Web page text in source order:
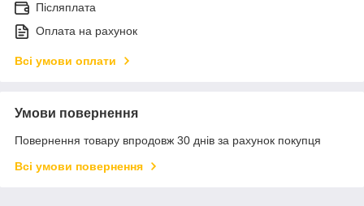
Післяплата
Оплата на рахунок
Всі умови оплати
Умови повернення
Повернення товару впродовж 30 днів за рахунок покупця
Всі умови повернення